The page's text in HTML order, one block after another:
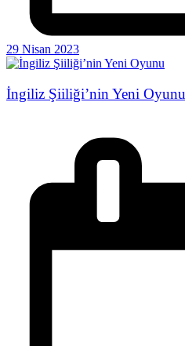
29 Nisan 2023
İngiliz Şiiliği’nin Yeni Oyunu